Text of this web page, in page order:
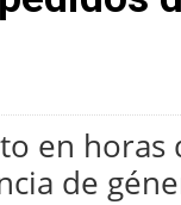
en horas
de